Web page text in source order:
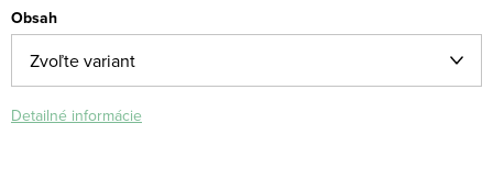
Obsah
Detailné informácie